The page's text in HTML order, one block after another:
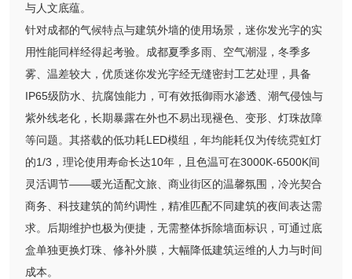
与人文底蕴。
针对成都的气候特点与建筑外墙的使用场景，迷你发光字的实
用性能同样经得起考验。成都夏季多雨、空气潮湿，冬季多
雾、温差较大，优质迷你发光字经无缝密封工艺处理，具备
IP65级防水、抗腐蚀能力，可有效抵御雨水渗透、潮气侵蚀与
紫外线老化，长期暴露在外也不易出现褪色、变形、灯珠故障
等问题。其搭载的低功耗LED模组，年均能耗仅为传统霓虹灯
的1/3，理论使用寿命长达10年，且色温可在3000K-6500K间
灵活调节——暖光适配文旅、商业街区的温馨氛围，冷光契合
商务、科技建筑的简约调性，精准匹配不同建筑的夜间表达需
求。后期维护也极为便捷，无需整体拆除墙面标识，可通过底
盒单独更换灯珠、修补外膜，大幅降低建筑运维的人力与时间
成本。